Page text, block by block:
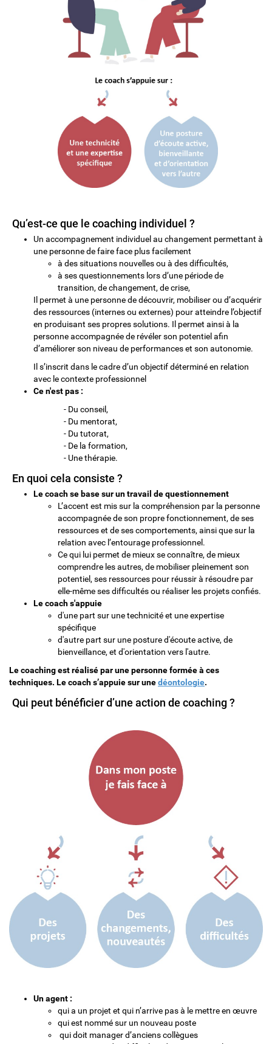
Qu’est-ce que le coaching individuel ?
Un accompagnement individuel au changement permettant à
une personne de faire face plus facilement
à des situations nouvelles ou à des difficultés,
à ses questionnements lors d’une période de
transition, de changement, de crise,
Il permet à une personne de découvrir, mobiliser ou d’acquérir
des ressources (internes ou externes) pour atteindre l’objectif
en produisant ses propres solutions. Il permet ainsi à la
personne accompagnée de révéler son potentiel afin
d’améliorer son niveau de performances et son autonomie.
Il s’inscrit dans le cadre d’un objectif déterminé en relation
avec le contexte professionnel
Ce n'est pas :
- Du conseil,
- Du mentorat,
- Du tutorat,
- De la formation,
- Une thérapie.
En quoi cela consiste ?
Le coach se base sur un travail de questionnement
L’accent est mis sur la compréhension par la personne
accompagnée de son propre fonctionnement, de ses
ressources et de ses comportements, ainsi que sur la
relation avec l’entourage professionnel.
Ce qui lui permet de mieux se connaître, de mieux
comprendre les autres, de mobiliser pleinement son
potentiel, ses ressources pour réussir à résoudre par
elle-même ses difficultés ou réaliser les projets confiés.
Le coach s'appuie
d'une part sur une technicité et une expertise
spécifique
d'autre part sur une posture d'écoute active, de
bienveillance, et d'orientation vers l'autre.
Le coaching est réalisé par une personne formée à ces
techniques. Le coach s’appuie sur unedéontologie.
Qui peut bénéficier d’une action de coaching ?
Un agent :
qui a un projet et qui n’arrive pas à le mettre en œuvre
qui est nommé sur un nouveau poste
qui doit manager d’anciens collègues